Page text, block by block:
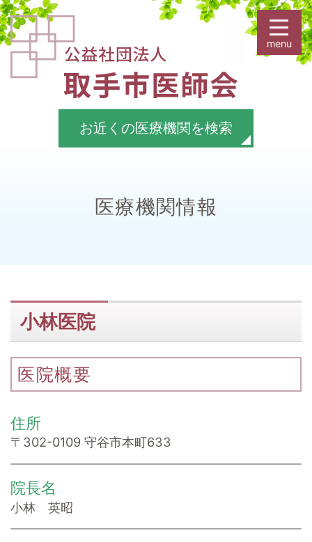
お近くの医療機関を検索
医療機関情報
小林医院
医院概要
住所
〒302-0109 守谷市本町633
院長名
小林 英昭